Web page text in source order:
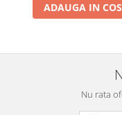
ADAUGA IN COS
Nu rata